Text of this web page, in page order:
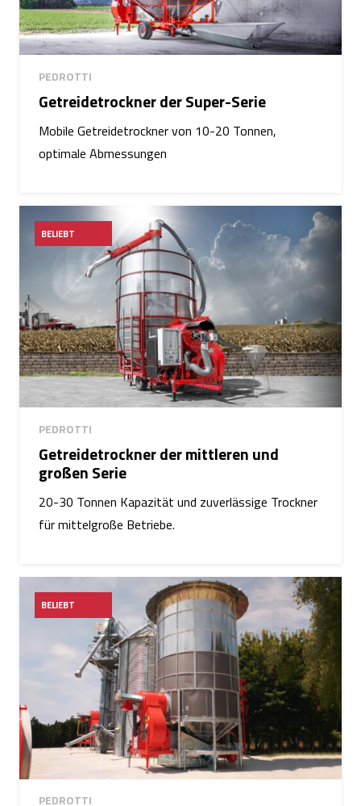
PEDROTTI
Getreidetrockner der Super-Serie
Mobile Getreidetrockner von 10-20 Tonnen,
optimale Abmessungen
BELIEBT
PEDROTTI
Getreidetrockner der mittleren und
großen Serie
20-30 Tonnen Kapazität und zuverlässige Trockner
für mittelgroße Betriebe.
BELIEBT
PEDROTTI